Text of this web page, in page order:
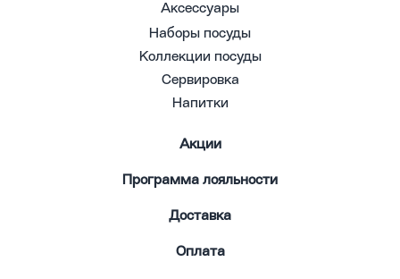
Аксессуары
Наборы посуды
Коллекции посуды
Сервировка
Напитки
Акции
Программа лояльности
Доставка
Оплата